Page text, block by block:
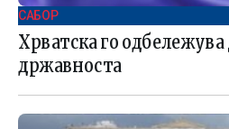
САБОР
Хрватска го
државноста